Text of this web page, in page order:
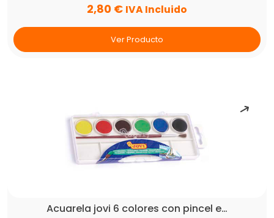
2,80 € IVA Incluido
Ver Producto
Acuarela jovi 6 colores con pincel e…